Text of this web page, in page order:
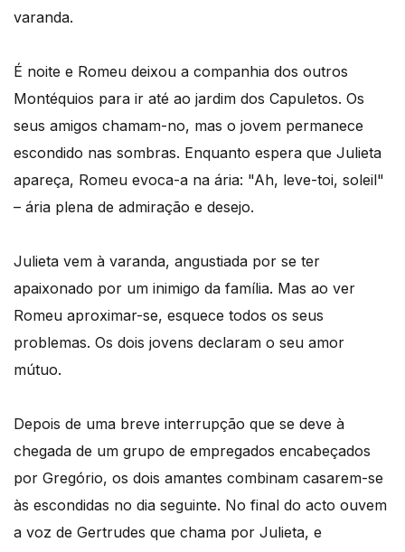
varanda.
É noite e Romeu deixou a companhia dos outros
Montéquios para ir até ao jardim dos Capuletos. Os
seus amigos chamam-no, mas o jovem permanece
escondido nas sombras. Enquanto espera que Julieta
apareça, Romeu evoca-a na ária: "Ah, leve-toi, soleil"
– ária plena de admiração e desejo.
Julieta vem à varanda, angustiada por se ter
apaixonado por um inimigo da família. Mas ao ver
Romeu aproximar-se, esquece todos os seus
problemas. Os dois jovens declaram o seu amor
mútuo.
Depois de uma breve interrupção que se deve à
chegada de um grupo de empregados encabeçados
por Gregório, os dois amantes combinam casarem-se
às escondidas no dia seguinte. No final do acto ouvem
a voz de Gertrudes que chama por Julieta, e